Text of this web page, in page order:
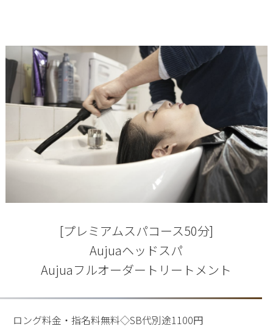
[プレミアムスパコース50分]
Aujuaヘッドスパ
Aujuaフルオーダートリートメント
ロング料金・指名料無料◇SB代別途1100円